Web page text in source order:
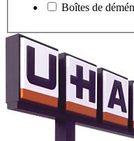
Boîtes de